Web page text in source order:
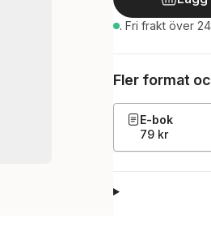
. Fri frakt över
Fler format
E-bok
79 kr